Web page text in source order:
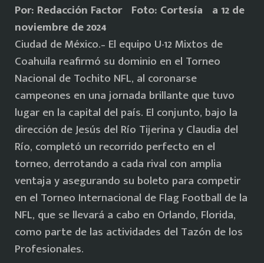
Por: Redacción Factor Foto: Cortesía a 12 de
noviembre de 2024
Ciudad de México.– El equipo U-12 Mixtos de
Coahuila reafirmó su dominio en el Torneo
Nacional de Tochito NFL, al coronarse
campeones en una jornada brillante que tuvo
lugar en la capital del país. El conjunto, bajo la
dirección de Jesús del Río Tijerina y Claudia del
Río, completó un recorrido perfecto en el
torneo, derrotando a cada rival con amplia
ventaja y asegurando su boleto para competir
en el Torneo Internacional de Flag Football de la
NFL, que se llevará a cabo en Orlando, Florida,
como parte de las actividades del Tazón de los
Profesionales.